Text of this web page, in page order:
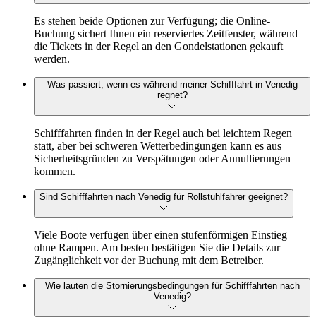
Es stehen beide Optionen zur Verfügung; die Online-
Buchung sichert Ihnen ein reserviertes Zeitfenster, während
die Tickets in der Regel an den Gondelstationen gekauft
werden.
Was passiert, wenn es während meiner Schifffahrt in Venedig
regnet?
Schifffahrten finden in der Regel auch bei leichtem Regen
statt, aber bei schweren Wetterbedingungen kann es aus
Sicherheitsgründen zu Verspätungen oder Annullierungen
kommen.
Sind Schifffahrten nach Venedig für Rollstuhlfahrer geeignet?
Viele Boote verfügen über einen stufenförmigen Einstieg
ohne Rampen. Am besten bestätigen Sie die Details zur
Zugänglichkeit vor der Buchung mit dem Betreiber.
Wie lauten die Stornierungsbedingungen für Schifffahrten nach
Venedig?